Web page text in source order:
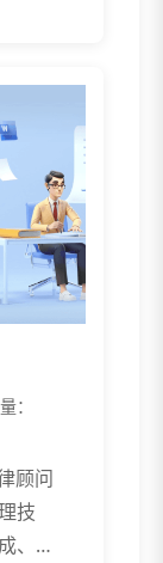
：
顾问
技
、知